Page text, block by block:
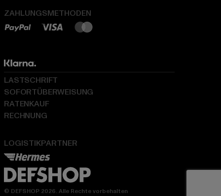
ZAHLUNGSMETHODEN
LOGISTIKPARTNER
LASTSCHRIFT
SOFORTÜBERWEISUNG
RATENKAUF
RECHNUNG
© DEFSHOP 2026. Alle Rechte vorbehalten